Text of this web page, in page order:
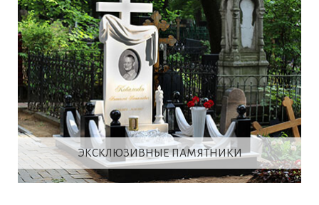
ЭКСКЛЮЗИВНЫЕ ПАМЯТНИКИ